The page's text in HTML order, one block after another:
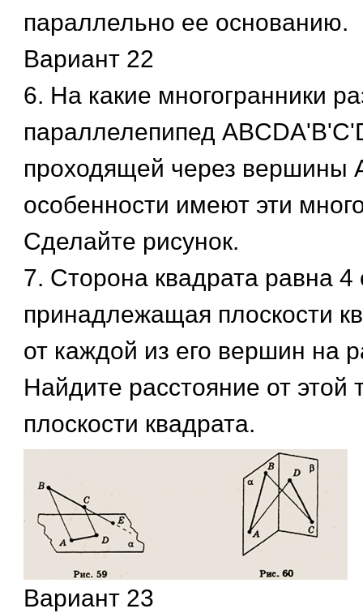
параллельно ее основанию.
Вариант 22
6. На какие многогранники
параллелепипед
проходящей через вершины
особенности имеют эти
Сделайте рисунок.
7. Сторона квадрата равна 4
принадлежащая плоскости
от каждой из его вершин на
Найдите расстояние от этой
плоскости квадрата.
Вариант 23